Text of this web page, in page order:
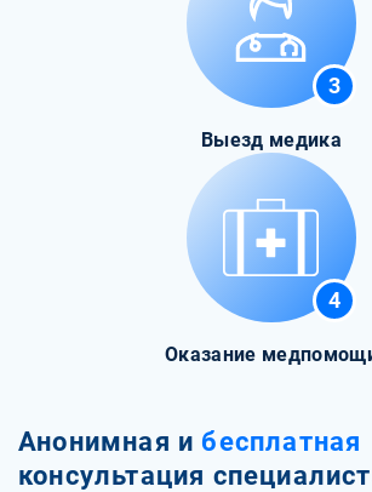
3
Выезд медика
4
Оказание
Анонимная и бесплатная
консультация